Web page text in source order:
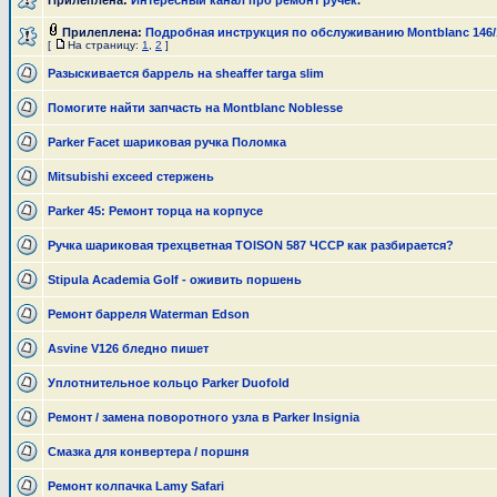
Прилеплена: Подробная инструкция по обслуживанию Montblanc 146/
[ На страницу: 1 2 ]
Разыскивается баррель на sheaffer targa slim
Помогите найти запчасть на Montblanс Nоblеssе
Parker Facet шариковая ручка Поломка
Mitsubishi exceed стержень
Parker 45: Ремонт торца на корпусе
Ручка шариковая трехцветная TOISON 587 ЧССР как разбирается?
Stipula Academia Golf - оживить поршень
Ремонт барреля Waterman Edson
Asvine V126 бледно пишет
Уплотнительное кольцо Parker Duofold
Ремонт / замена поворотного узла в Parker Insignia
Смазка для конвертера / поршня
Ремонт колпачка Lamy Safari